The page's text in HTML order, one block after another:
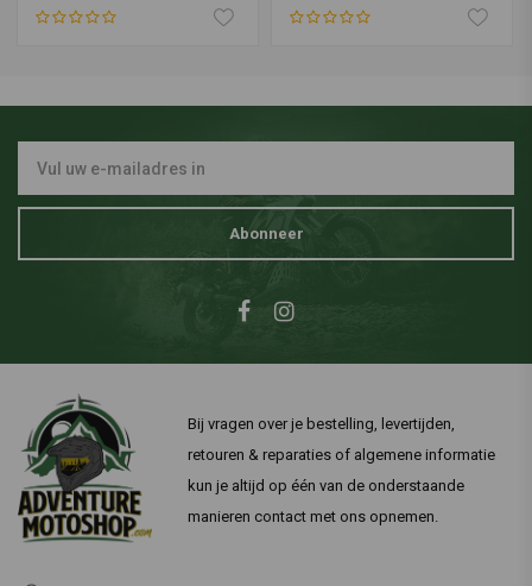
Abonneer
Bij vragen over je bestelling, levertijden,
retouren & reparaties of algemene informatie
kun je altijd op één van de onderstaande
manieren contact met ons opnemen.